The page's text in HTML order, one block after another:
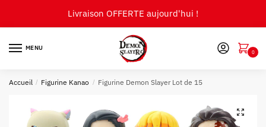
Livraison OFFERTE aujourd'hui !
MENU
0
Accueil / Figurine Kanao / Figurine Demon Slayer Lot de 15
🔍